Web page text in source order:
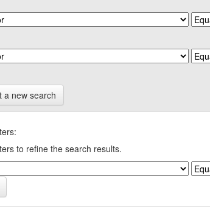
a new search
to refine the search results.